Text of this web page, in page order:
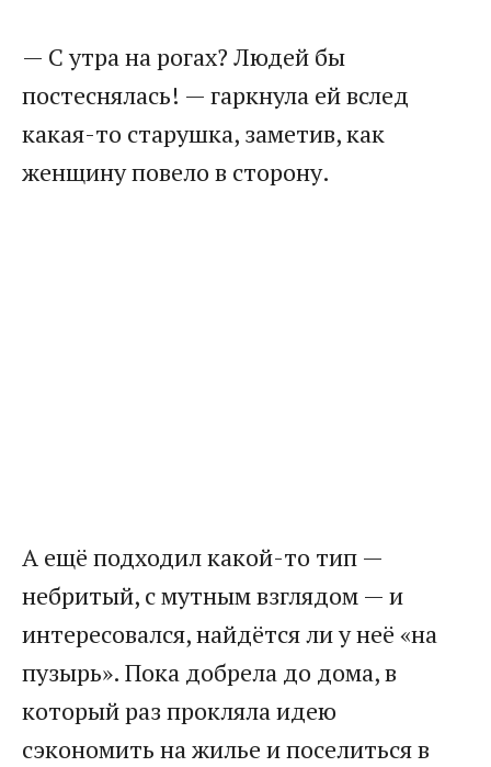
— С утра на рогах? Людей бы
постеснялась! — гаркнула ей вслед
какая-то старушка, заметив, как
женщину повело в сторону.
А ещё подходил какой-то тип —
небритый, с мутным взглядом — и
интересовался, найдётся ли у неё «на
пузырь». Пока добрела до дома, в
который раз прокляла идею
сэкономить на жилье и поселиться в